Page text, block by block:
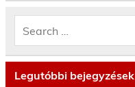
Legutóbbi bejegyzések